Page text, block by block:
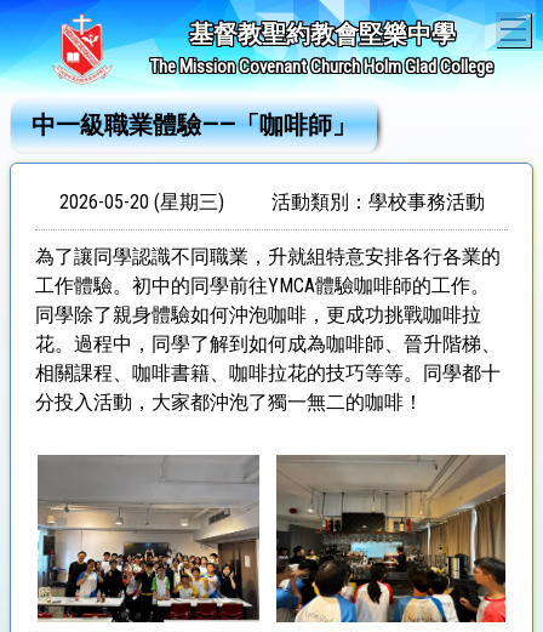
基督教聖約教會堅樂中學
The Mission Covenant Church Holm Glad College
中一級職業體驗——「咖啡師」
2026-05-20 (星期三) 活動類別：學校事務活動
為了讓同學認識不同職業，升就組特意安排各行各業的
工作體驗。初中的同學前往YMCA體驗咖啡師的工作。
同學除了親身體驗如何沖泡咖啡，更成功挑戰咖啡拉
花。過程中，同學了解到如何成為咖啡師、晉升階梯、
相關課程、咖啡書籍、咖啡拉花的技巧等等。同學都十
分投入活動，大家都沖泡了獨一無二的咖啡！